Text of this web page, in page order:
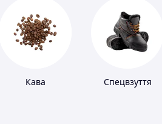
Кава Спецвзуття